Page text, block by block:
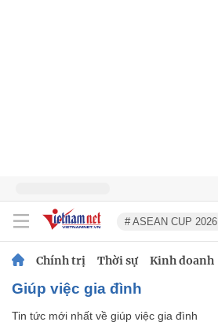
# ASEAN CUP 2026
Chính trị Thời sự Kinh doanh
giúp việc gia đình
Tin tức mới nhất về giúp việc gia đình